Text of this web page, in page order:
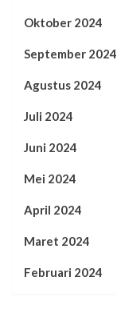
Oktober 2024
September 2024
Agustus 2024
Juli 2024
Juni 2024
Mei 2024
April 2024
Maret 2024
Februari 2024